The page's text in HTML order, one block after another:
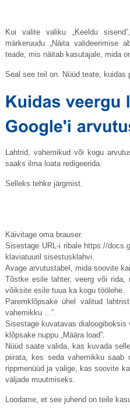
Kui valite valiku „Keeldu
märkeruudu „Näita valideerimise
teade, mis näitab kasutajale, mida
Seal see teil on. Nüüd teate, kuidas
Lahtrid, vahemikud või kogu
saaks ilma loata redigeerida.
Selleks tehke järgmist.
Käivitage oma brauser.
Sisestage URL-i ribale https://
klaviatuuril sisestusklahvi.
Avage arvutustabel, mida soovite
Tõstke esile lahter, veerg või rida,
võiksite esile tuua ka kogu töölehe.
Paremklõpsake ühel valitud
vahemikku ...”.
Sisestage kuvatavas
klõpsake nuppu „Määra load”.
Nüüd saate valida, kas kuvada
piirata, kes seda vahemikku saab
rippmenüüd ja valige, kas soovite
väljade muutmiseks.
Loodame, et see juhend on teile